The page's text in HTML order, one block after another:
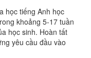
học tiếng Anh học
khoảng 5-17 tuần
học sinh. Hoàn tất
yêu cầu đầu vào